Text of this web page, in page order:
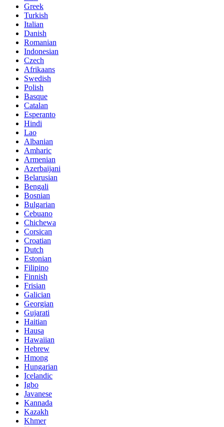
Greek
Turkish
Italian
Danish
Romanian
Indonesian
Czech
Afrikaans
Swedish
Polish
Basque
Catalan
Esperanto
Hindi
Lao
Albanian
Amharic
Armenian
Azerbaijani
Belarusian
Bengali
Bosnian
Bulgarian
Cebuano
Chichewa
Corsican
Croatian
Dutch
Estonian
Filipino
Finnish
Frisian
Galician
Georgian
Gujarati
Haitian
Hausa
Hawaiian
Hebrew
Hmong
Hungarian
Icelandic
Igbo
Javanese
Kannada
Kazakh
Khmer